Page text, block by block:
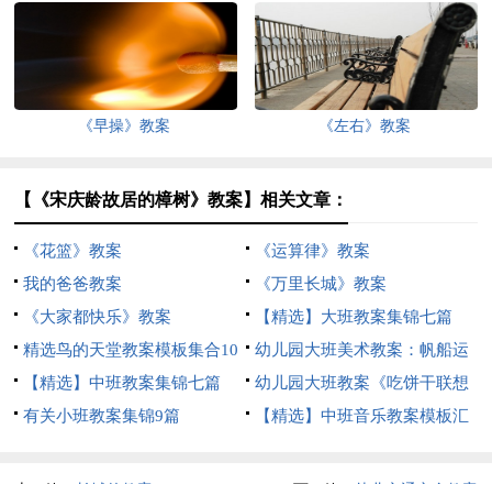
（精选8篇）
《早操》教案 《左右》教案
【《宋庆龄故居的樟树》教案】相关文章：
《花篮》教案
《运算律》教案
我的爸爸教案
《万里长城》教案
《大家都快乐》教案
【精选】大班教案集锦七篇
精选鸟的天堂教案模板集合10
篇
幼儿园大班美术教案：帆船运
动
【精选】中班教案集锦七篇
幼儿园大班教案《吃饼干联想
画》含反思
有关小班教案集锦9篇
【精选】中班音乐教案模板汇